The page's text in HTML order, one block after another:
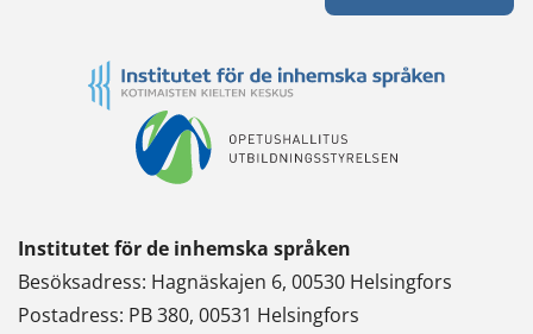
Institutet för de inhemska språken
Besöksadress: Hagnäskajen 6, 00530 Helsingfors
Postadress: PB 380, 00531 Helsingfors